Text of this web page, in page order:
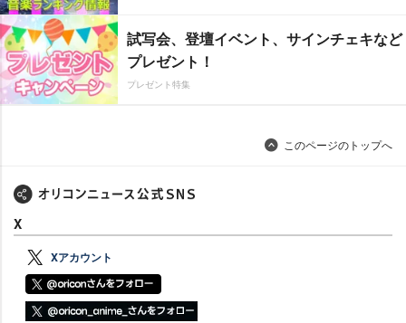
試写会、登壇イベント、サインチェキなど
プレゼント！
プレゼント特集
このページのトップへ
X
Xアカウント